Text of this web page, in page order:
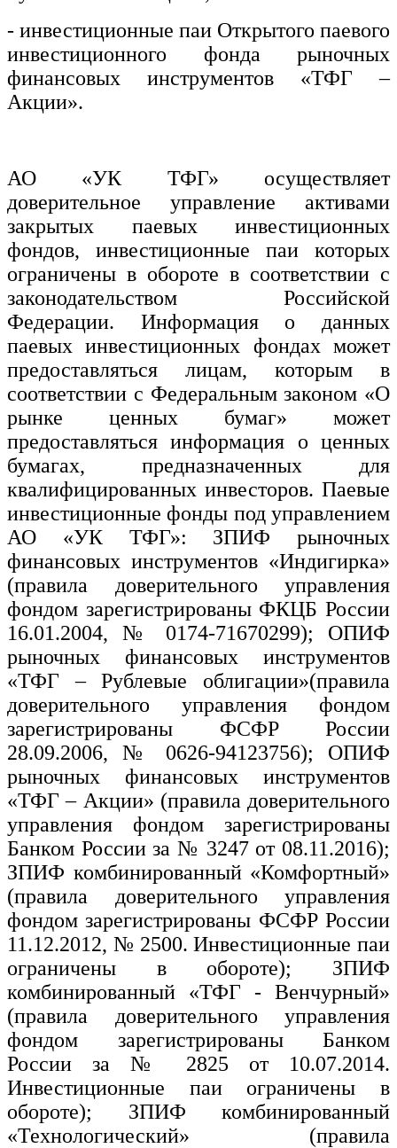
- инвестиционные паи Открытого паевого
инвестиционного фонда рыночных
финансовых инструментов «ТФГ –
Акции».
АО «УК ТФГ» осуществляет
доверительное управление активами
закрытых паевых инвестиционных
фондов, инвестиционные паи которых
ограничены в обороте в соответствии с
законодательством Российской
Федерации. Информация о данных
паевых инвестиционных фондах может
предоставляться лицам, которым в
соответствии с Федеральным законом «О
рынке ценных бумаг» может
предоставляться информация о ценных
бумагах, предназначенных для
квалифицированных инвесторов. Паевые
инвестиционные фонды под управлением
АО «УК ТФГ»: ЗПИФ рыночных
финансовых инструментов «Индигирка»
(правила доверительного управления
фондом зарегистрированы ФКЦБ России
16.01.2004, № 0174-71670299); ОПИФ
рыночных финансовых инструментов
«ТФГ – Рублевые облигации»(правила
доверительного управления фондом
зарегистрированы ФСФР России
28.09.2006, № 0626-94123756); ОПИФ
рыночных финансовых инструментов
«ТФГ – Акции» (правила доверительного
управления фондом зарегистрированы
Банком России за № 3247 от 08.11.2016);
ЗПИФ комбинированный «Комфортный»
(правила доверительного управления
фондом зарегистрированы ФСФР России
11.12.2012, № 2500. Инвестиционные паи
ограничены в обороте); ЗПИФ
комбинированный «ТФГ - Венчурный»
(правила доверительного управления
фондом зарегистрированы Банком
России за № 2825 от 10.07.2014.
Инвестиционные паи ограничены в
обороте); ЗПИФ комбинированный
«Технологический» (правила